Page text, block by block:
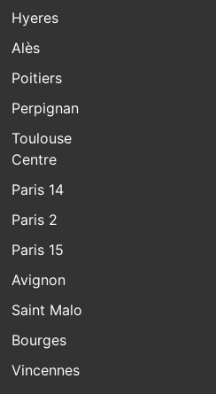
Hyeres
Alès
Poitiers
Perpignan
Toulouse
Centre
Paris 14
Paris 2
Paris 15
Avignon
Saint Malo
Bourges
Vincennes